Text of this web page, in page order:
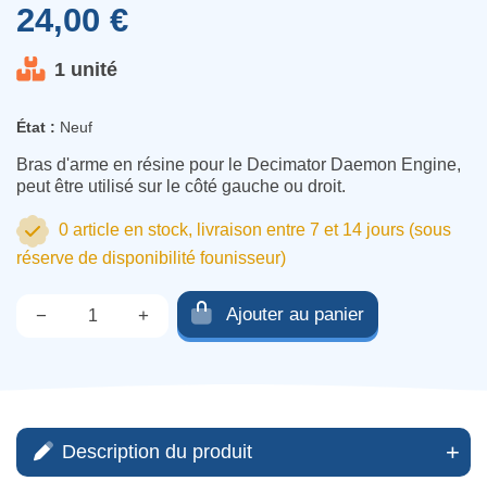
24,00 €
1 unité
État : Neuf
Bras d'arme en résine pour le Decimator Daemon Engine,
peut être utilisé sur le côté gauche ou droit.
0 article en stock, livraison entre 7 et 14 jours (sous
réserve de disponibilité founisseur)
− + Ajouter au panier
Description du produit